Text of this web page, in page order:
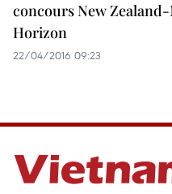
concours New
Horizon
22/04/2016 09:23